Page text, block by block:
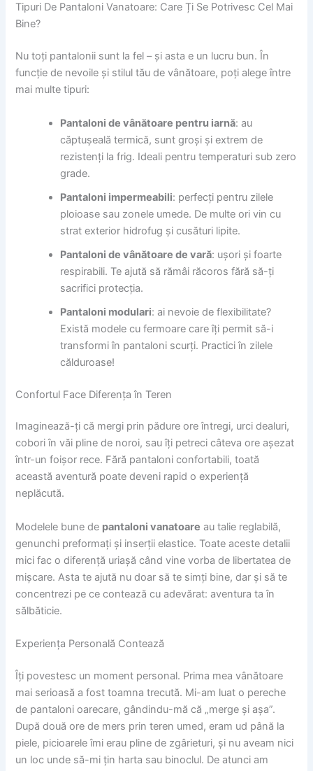
Tipuri De Pantaloni Vanatoare: Care Ți Se Potrivesc Cel Mai
Bine?
Nu toți pantalonii sunt la fel – și asta e un lucru bun. În
funcție de nevoile și stilul tău de vânătoare, poți alege între
mai multe tipuri:
Pantaloni de vânătoare pentru iarnă: au
căptușeală termică, sunt groși și extrem de
rezistenți la frig. Ideali pentru temperaturi sub zero
grade.
Pantaloni impermeabili: perfecți pentru zilele
ploioase sau zonele umede. De multe ori vin cu
strat exterior hidrofug și cusături lipite.
Pantaloni de vânătoare de vară: ușori și foarte
respirabili. Te ajută să rămâi răcoros fără să-ți
sacrifici protecția.
Pantaloni modulari: ai nevoie de flexibilitate?
Există modele cu fermoare care îți permit să-i
transformi în pantaloni scurți. Practici în zilele
călduroase!
Confortul Face Diferența în Teren
Imaginează-ți că mergi prin pădure ore întregi, urci dealuri,
cobori în văi pline de noroi, sau îți petreci câteva ore așezat
într-un foișor rece. Fără pantaloni confortabili, toată
această aventură poate deveni rapid o experiență
neplăcută.
Modelele bune de pantaloni vanatoare au talie reglabilă,
genunchi preformați și inserții elastice. Toate aceste detalii
mici fac o diferență uriașă când vine vorba de libertatea de
mișcare. Asta te ajută nu doar să te simți bine, dar și să te
concentrezi pe ce contează cu adevărat: aventura ta în
sălbăticie.
Experiența Personală Contează
Îți povestesc un moment personal. Prima mea vânătoare
mai serioasă a fost toamna trecută. Mi-am luat o pereche
de pantaloni oarecare, gândindu-mă că „merge și așa”.
După două ore de mers prin teren umed, eram ud până la
piele, picioarele îmi erau pline de zgârieturi, și nu aveam nici
un loc unde să-mi țin harta sau binoclul. De atunci am